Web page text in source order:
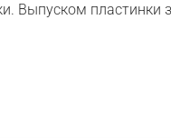
Выпуском пластинки